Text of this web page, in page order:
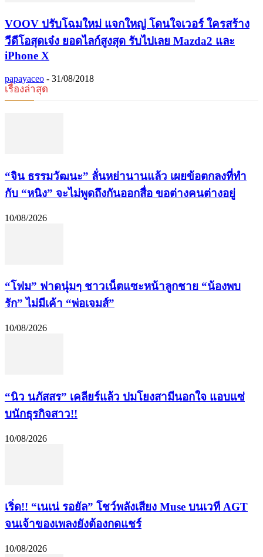
VOOV ปรับโฉมใหม่ แจกใหญ่ โดนใจเวอร์ ใครสร้าง
วีดีโอสุดเจ๋ง ยอดไลก์สูงสุด รับไปเลย Mazda2 และ
iPhone X
papayaceo - 31/08/2018
เรื่องล่าสุด
“จิน ธรรมวัฒนะ” ลั่นหย่านานแล้ว เผยข้อตกลงที่ทำ
กับ “หนิง” จะไม่พูดถึงกันออกสื่อ ขอต่างคนต่างอยู่
10/08/2026
“โฟม” ฟาดนุ่มๆ ชาวเน็ตแซะหน้าลูกชาย “น้องพบ
รัก” ไม่มีเค้า “พ่อเจมส์”
10/08/2026
“นิว นภัสสร” เคลียร์แล้ว ปมโยงสามีนอกใจ แอบแซ่
บนักธุรกิจสาว!!
10/08/2026
เริ่ด!! “เนเน่ รอยัล” โชว์พลังเสียง Muse บนเวที AGT
จนเจ้าของเพลงยังต้องกดแชร์
10/08/2026